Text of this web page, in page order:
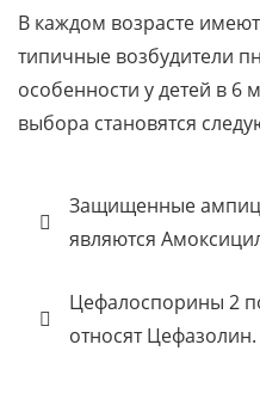
В каждом возрасте
типичные возбудители
особенности у детей в 6
выбора становятся
Защищенные
являются
Цефалоспорины 2
относят Цефазолин.